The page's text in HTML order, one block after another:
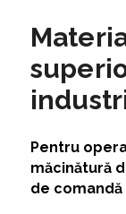
Pentru
măcinătură
de